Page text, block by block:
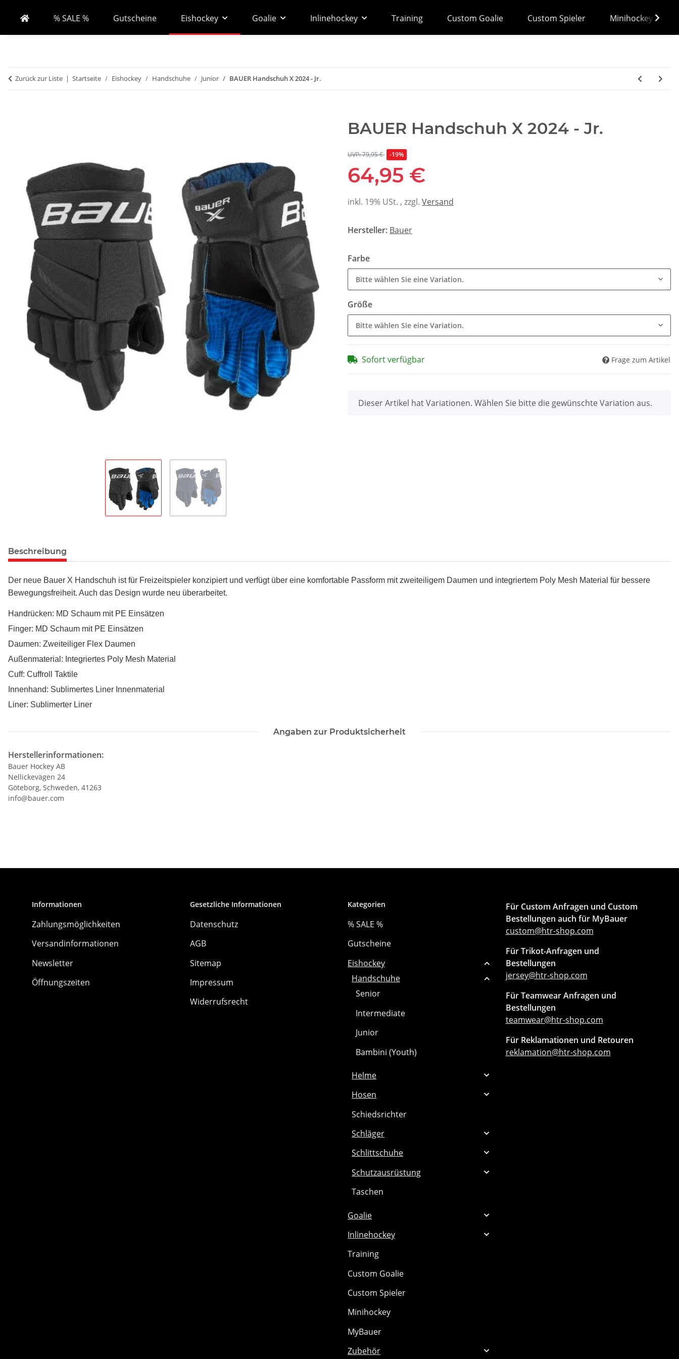
% SALE % Gutscheine Eishockey Goalie Inlinehockey Training Custom Goalie Custom Spieler Minihockey
Zurück zur Liste Startseite Eishockey Handschuhe Junior BAUER Handschuh X 2024 - Jr.
BAUER Handschuh X 2024 - Jr.
UVP: 79,95 € -19%
64,95 €
inkl. 19% USt. , zzgl. Versand
Hersteller: Bauer
Farbe
Bitte wählen Sie eine Variation.
Größe
Bitte wählen Sie eine Variation.
Sofort verfügbar Frage zum Artikel
x
Dieser Artikel hat Variationen. Wählen Sie bitte die gewünschte Variation aus.
Beschreibung
Der neue Bauer X Handschuh ist für Freizeitspieler konzipiert und verfügt über eine komfortable Passform mit zweiteiligem Daumen und integriertem Poly Mesh Material für bessere
Bewegungsfreiheit. Auch das Design wurde neu überarbeitet.
Handrücken: MD Schaum mit PE Einsätzen
Finger: MD Schaum mit PE Einsätzen
Daumen: Zweiteiliger Flex Daumen
Außenmaterial: Integriertes Poly Mesh Material
Cuff: Cuffroll Taktile
Innenhand: Sublimertes Liner Innenmaterial
Liner: Sublimerter Liner
Angaben zur Produktsicherheit
Herstellerinformationen:
Bauer Hockey AB
Nellickevägen 24
Göteborg, Schweden, 41263
info@bauer.com
Informationen
Zahlungsmöglichkeiten
Versandinformationen
Newsletter
Öffnungszeiten
Gesetzliche Informationen
Datenschutz
AGB
Sitemap
Impressum
Widerrufsrecht
Kategorien
% SALE %
Gutscheine
Eishockey
Handschuhe
Senior
Intermediate
Junior
Bambini (Youth)
Helme
Hosen
Schiedsrichter
Schläger
Schlittschuhe
Schutzausrüstung
Taschen
Goalie
Inlinehockey
Training
Custom Goalie
Custom Spieler
Minihockey
MyBauer
Zubehör
Für Custom Anfragen und Custom
Bestellungen auch für MyBauer
custom@htr-shop.com
Für Trikot-Anfragen und
Bestellungen
jersey@htr-shop.com
Für Teamwear Anfragen und
Bestellungen
teamwear@htr-shop.com
Für Reklamationen und Retouren
reklamation@htr-shop.com